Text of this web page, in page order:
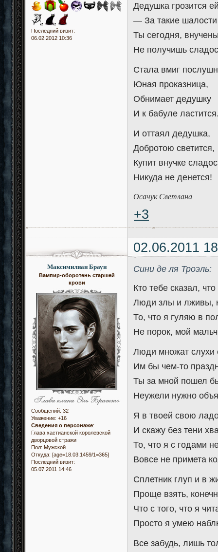
Последний визит:
06.02.2012 10:36
Дедушка грозится
— За такие шалости
Ты сегодня,
Не получишь
Стала вмиг
Юная проказница,
Обнимает дедушку
И к бабуле
И оттаял дедушка,
Добротою светится,
Купит внучке
Никуда не денется!
Осачук Светлана
+3
02.06.2011
Максимилиан Браун
Вампир-оборотень старшей
крови
Сообщений: 32
Уважение: +16
Сведения о персонаже:
Глава хастианской королевской
дворцовой стражи
Пол: Мужской
Откуда: [age=18.03.1459/1=365]
Последний визит:
05.07.2011 14:46
Сини де ля Троэль:
Кто тебе сказал,
Люди злы и лживы,
То, что я гуляю в
Не порок, мой
Люди множат слухи
Им бы чем-то
Ты за мной пошел
Неужели нужно
Я в твоей свою
И скажу без тени
То, что я с годами
Вовсе не примета
Сплетник глуп и в
Проще взять,
Что с того, что я
Просто я умею
Все забудь, лишь